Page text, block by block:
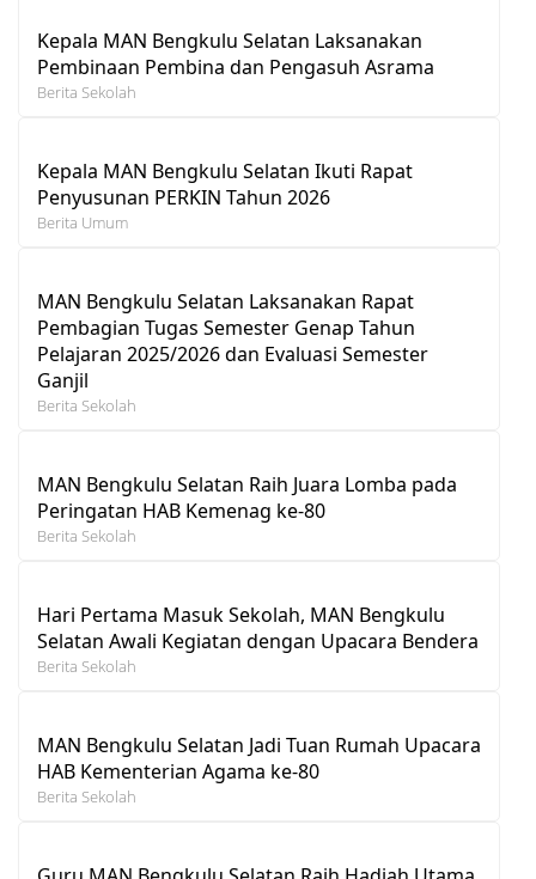
Kepala MAN Bengkulu Selatan Laksanakan
Pembinaan Pembina dan Pengasuh Asrama
Berita Sekolah
Kepala MAN Bengkulu Selatan Ikuti Rapat
Penyusunan PERKIN Tahun 2026
Berita Umum
MAN Bengkulu Selatan Laksanakan Rapat
Pembagian Tugas Semester Genap Tahun
Pelajaran 2025/2026 dan Evaluasi Semester
Ganjil
Berita Sekolah
MAN Bengkulu Selatan Raih Juara Lomba pada
Peringatan HAB Kemenag ke-80
Berita Sekolah
Hari Pertama Masuk Sekolah, MAN Bengkulu
Selatan Awali Kegiatan dengan Upacara Bendera
Berita Sekolah
MAN Bengkulu Selatan Jadi Tuan Rumah Upacara
HAB Kementerian Agama ke-80
Berita Sekolah